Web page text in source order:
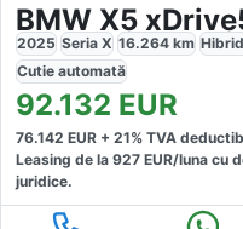
BMW X5
2025 Seria X 16.264 km
Cutie automată
92.132 EUR
76.142 EUR + 21% TVA
Leasing de la 927 EUR/luna cu
juridice.